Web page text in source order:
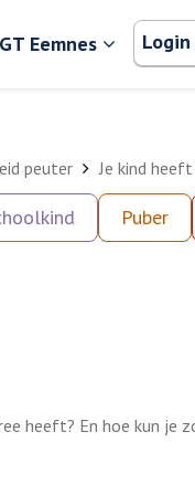
Eemnes
peuter Je kind
Puber
heeft? En hoe kun je